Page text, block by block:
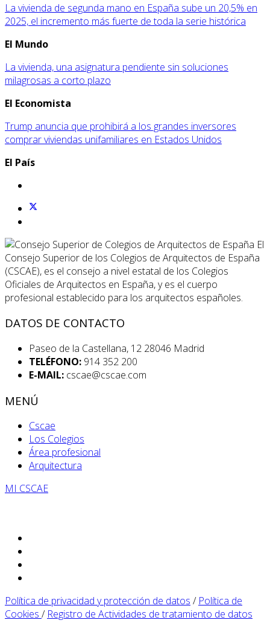
La vivienda de segunda mano en España sube un 20,5% en
2025, el incremento más fuerte de toda la serie histórica
El Mundo
La vivienda, una asignatura pendiente sin soluciones
milagrosas a corto plazo
El Economista
Trump anuncia que prohibirá a los grandes inversores
comprar viviendas unifamiliares en Estados Unidos
El País
El
Consejo Superior de los Colegios de Arquitectos de España
(CSCAE), es el consejo a nivel estatal de los Colegios
Oficiales de Arquitectos en España, y es el cuerpo
profesional establecido para los arquitectos españoles.
DATOS DE CONTACTO
Paseo de la Castellana, 12 28046 Madrid
TELÉFONO: 914 352 200
E-MAIL: cscae@cscae.com
MENÚ
Cscae
Los Colegios
Área profesional
Arquitectura
MI CSCAE
Política de privacidad y protección de datos / Política de
Cookies / Registro de Actividades de tratamiento de datos